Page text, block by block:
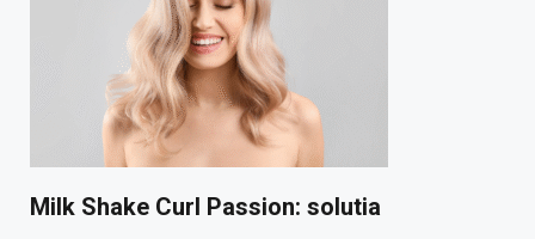
Milk Shake Curl Passion: solutia